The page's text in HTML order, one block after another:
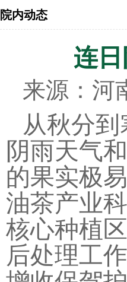
院内动态
连
来源：河
从秋分
阴雨天气
的果实极
油茶产业
核心种植
后处理工